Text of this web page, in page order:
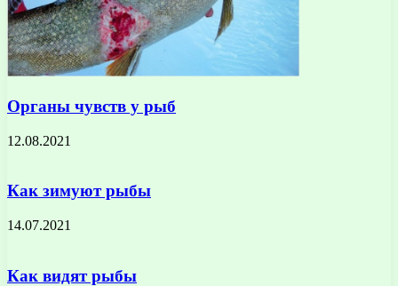
Органы чувств у рыб
12.08.2021
Как зимуют рыбы
14.07.2021
Как видят рыбы